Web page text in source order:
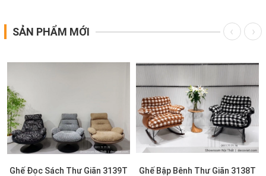
SẢN PHẨM MỚI
Ghế Đọc Sách Thư Giãn 3139T
Ghế Bập Bênh Thư Giãn 3138T